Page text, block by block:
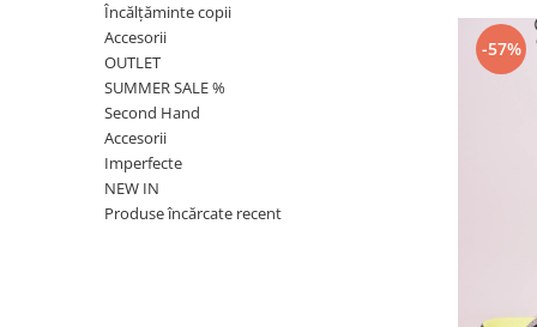
Încălțăminte copii
Accesorii
OUTLET
SUMMER SALE %
Second Hand
Accesorii
Imperfecte
NEW IN
Produse încărcate recent
-57%